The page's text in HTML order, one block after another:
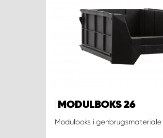
MODULBOKS 26
Modulboks i genbrugsmateriale